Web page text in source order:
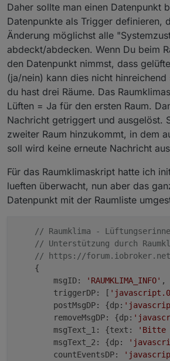
Event auf der VIS.
Wenn ich dann im DP
er mit den erwarteten
beobachte die Situation im
@TiradorFalls ja, hast du
zeitlichen Ablauf beim
Griff bekommen kann?
immer zwangsläufig auf
triggern oder das Script
zu müssen?
Ganz nebenbei: Super
Umsetzung
Daher sollte man einen Datenpunkt
Datenpunkte als Trigger definieren,
Änderung möglichst alle
abdeckt/abdecken. Wenn Du beim
den Datenpunkt nimmst, dass
(ja/nein) kann dies nicht hinreichend
du hast drei Räume. Das
Lüften = Ja für den ersten Raum.
Nachricht getriggert und ausgelöst.
zweiter Raum hinzukommt, in dem
soll wird keine erneute Nachricht
Für das Raumklimaskript hatte ich
lueften überwacht, nun aber das
Datenpunkt mit der Raumliste
// Raumklima -
// Unterstützung durch
// https://
    {
        msgID:
'RAUMKLIMA_INFO' ,
        triggerDP: [
        postMsgDP: {dp:
        removeMsgDP: {dp:
        msgText_1: {text:
'Bitte
        msgText_2: {dp:
        countEventsDP: